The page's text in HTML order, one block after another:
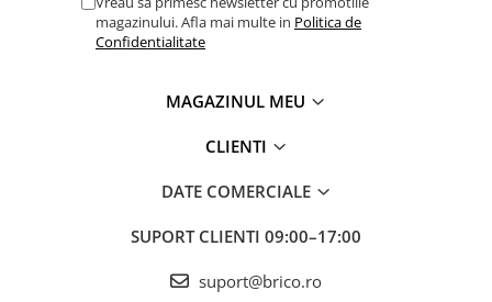
magazinului. Afla mai multe in Politica de
Confidentialitate
MAGAZINUL MEU
CLIENTI
DATE COMERCIALE
SUPORT CLIENTI 09:00–17:00
suport@brico.ro